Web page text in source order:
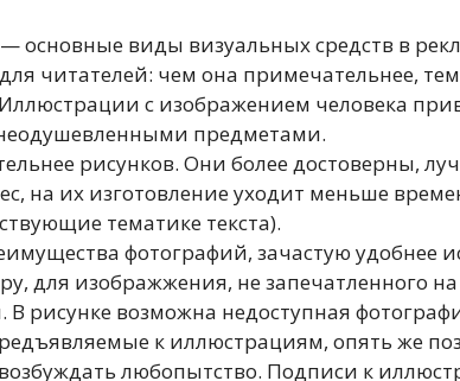
— основные виды визуальных средств в
читателей: чем она примечательнее,
Иллюстрации с изображением человека
предметами.
рисунков. Они более достоверны,
на их изготовление уходит меньше
тематике текста).
фотографий, зачастую удобнее
для изображжения, не запечатленного на
В рисунке возможна недоступная
к иллюстрациям, опять же
любопытство. Подписи к